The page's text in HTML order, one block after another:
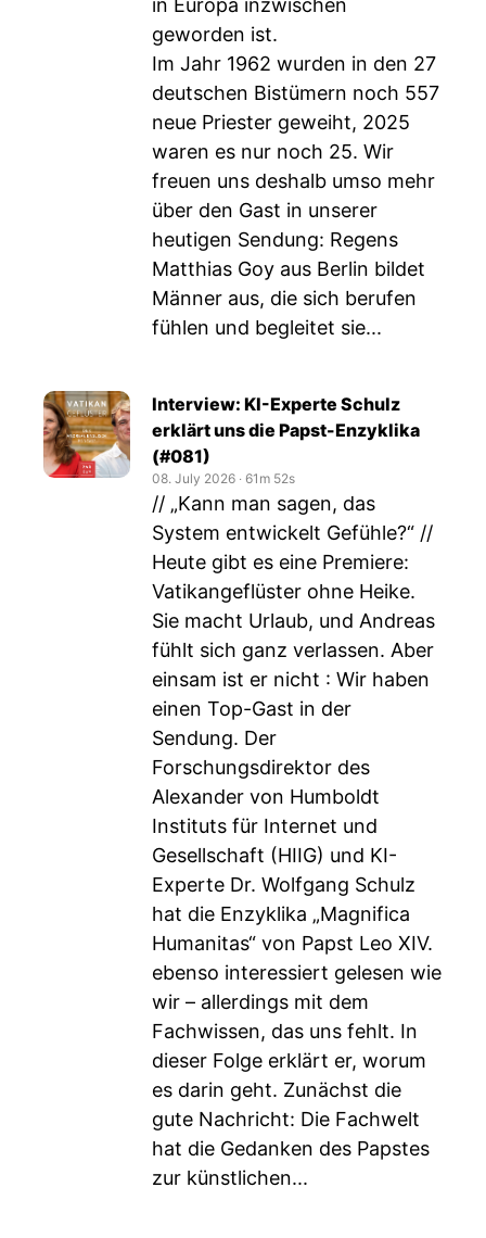
in Europa inzwischen
geworden ist.
Im Jahr 1962 wurden in den 27
deutschen Bistümern noch 557
neue Priester geweiht, 2025
waren es nur noch 25. Wir
freuen uns deshalb umso mehr
über den Gast in unserer
heutigen Sendung: Regens
Matthias Goy aus Berlin bildet
Männer aus, die sich berufen
fühlen und begleitet sie...
Interview: KI-Experte Schulz
erklärt uns die Papst-Enzyklika
(#081)
08. July 2026 ‧ 61m 52s
// „Kann man sagen, das
System entwickelt Gefühle?“ //
Heute gibt es eine Premiere:
Vatikangeflüster ohne Heike.
Sie macht Urlaub, und Andreas
fühlt sich ganz verlassen. Aber
einsam ist er nicht : Wir haben
einen Top-Gast in der
Sendung. Der
Forschungsdirektor des
Alexander von Humboldt
Instituts für Internet und
Gesellschaft (HIIG) und KI-
Experte Dr. Wolfgang Schulz
hat die Enzyklika „Magnifica
Humanitas“ von Papst Leo XIV.
ebenso interessiert gelesen wie
wir – allerdings mit dem
Fachwissen, das uns fehlt. In
dieser Folge erklärt er, worum
es darin geht. Zunächst die
gute Nachricht: Die Fachwelt
hat die Gedanken des Papstes
zur künstlichen...